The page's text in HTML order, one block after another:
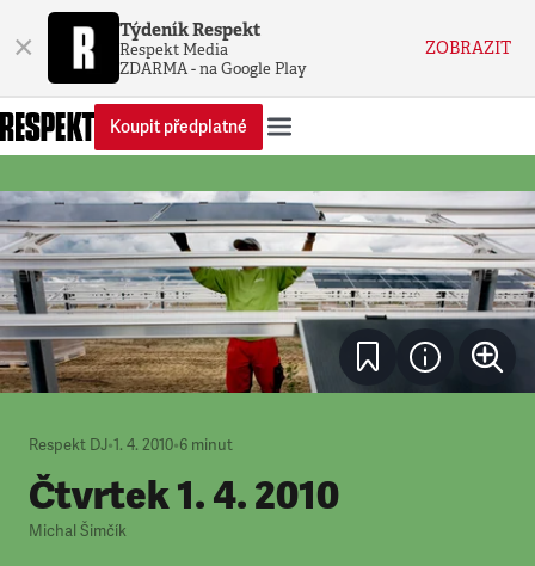
× Týdeník Respekt
Respekt Media
ZDARMA - na Google Play
ZOBRAZIT
Koupit předplatné
Respekt DJ•1. 4. 2010•6 minut
Čtvrtek 1. 4. 2010
Michal Šimčík